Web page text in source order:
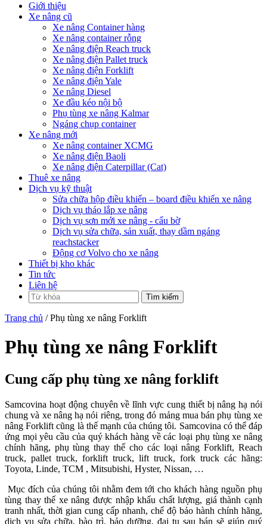
Giới thiệu
Xe nâng cũ
Xe nâng Container hàng
Xe nâng container rỗng
Xe nâng điện Reach truck
Xe nâng điện Pallet truck
Xe nâng điện Forklift
Xe nâng điện Yale
Xe nâng Diesel
Xe đầu kéo nội bộ
Phụ tùng xe nâng Kalmar
Ngáng chụp container
Xe nâng mới
Xe nâng container XCMG
Xe nâng điện Baoli
Xe nâng điện Caterpillar (Cat)
Thuê xe nâng
Dịch vụ kỹ thuật
Sửa chữa hộp điều khiển – board điều khiển xe nâng
Dịch vụ tháo lắp xe nâng
Dịch vụ sơn mới xe nâng - cẩu bờ
Dịch vụ sửa chữa, sản xuất, thay dầm ngáng
reachstacker
Động cơ Volvo cho xe nâng
Thiết bị kho khác
Tin tức
Liên hệ
Trang chủ / Phụ tùng xe nâng Forklift
Phụ tùng xe nâng Forklift
Cung cấp phụ tùng xe nâng forklift
Samcovina hoạt động chuyên về lĩnh vực cung thiết bị nâng hạ nói
chung và xe nâng hạ nói riêng, trong đó mảng mua bán phụ tùng xe
nâng Forklift cũng là thế mạnh của chúng tôi. Samcovina có thể đáp
ứng mọi yêu cầu của quý khách hàng về các loại phụ tùng xe nâng
chính hãng, phụ tùng thay thế cho các loại nâng Forklift, Reach
truck, pallet truck, forklift truck, lift truck, fork truck các hãng:
Toyota, Linde, TCM , Mitsubishi, Hyster, Nissan, …
Mục đích của chúng tôi nhằm đem tới cho khách hàng nguồn phụ
tùng thay thế xe nâng được nhập khẩu chất lượng, giá thành cạnh
tranh nhất, thời gian cung cấp nhanh, chế độ bảo hành chính hãng,
dịch vụ sửa chữa, bào trì, bảo dưỡng, đại tu sau bán sẽ giúp quý